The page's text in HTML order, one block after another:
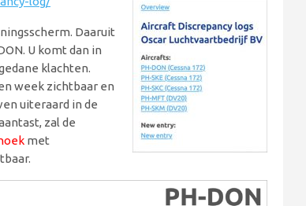
Daaruit
U komt dan in
klachten.
week zichtbaar en
uiteraard in de
zal de
met